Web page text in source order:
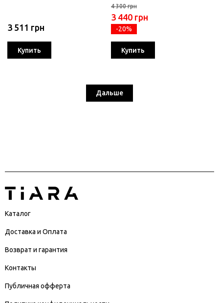
3 511 грн
Купить
4 300 грн
3 440 грн
-20%
Купить
Дальше
Каталог
Доставка и Оплата
Возврат и гарантия
Контакты
Публичная офферта